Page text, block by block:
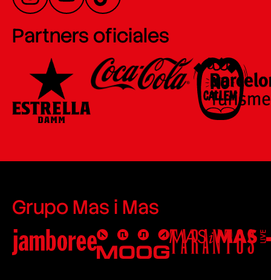
Partners oficiales
Grupo Mas i Mas